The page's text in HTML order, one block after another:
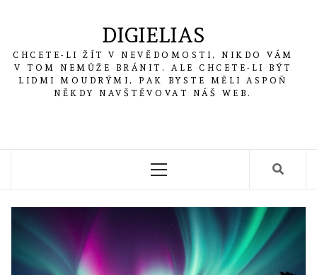
DIGIELIAS
CHCETE-LI ŽÍT V NEVĚDOMOSTI, NIKDO VÁM
V TOM NEMŮŽE BRÁNIT. ALE CHCETE-LI BÝT
LIDMI MOUDRÝMI, PAK BYSTE MĚLI ASPOŇ
NĚKDY NAVŠTĚVOVAT NÁŠ WEB.